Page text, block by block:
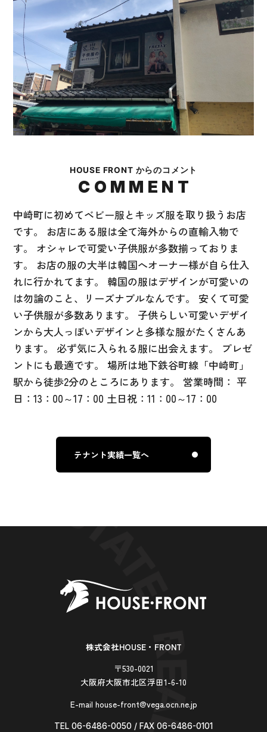
HOUSE FRONT からのコメント
COMMENT
中崎町に初めてベビー服とキッズ服を取り扱うお店
です。 お店にある服は全て海外からの直輸入物で
す。 オシャレで可愛い子供服が多数揃っておりま
す。 お店の服の大半は韓国へオーナー様が自ら仕入
れに行かれてます。 韓国の服はデザインが可愛いの
は勿論のこと、リーズナブルなんです。 安くて可愛
い子供服が多数あります。 子供らしい可愛いデザイ
ンから大人っぽいデザインと多様な服がたくさんあ
ります。 必ず気に入られる服に出会えます。 プレゼ
ントにも最適です。 場所は地下鉄谷町線「中崎町」
駅から徒歩2分のところにあります。 営業時間： 平
日：13：00～17：00 土日祝：11：00～17：00
テナント実績一覧へ
株式会社HOUSE・FRONT
〒530-0021
大阪府大阪市北区浮田1-6-10
E-mail house-front@vega.ocn.ne.jp
TEL 06-6486-0050 / FAX 06-6486-0101